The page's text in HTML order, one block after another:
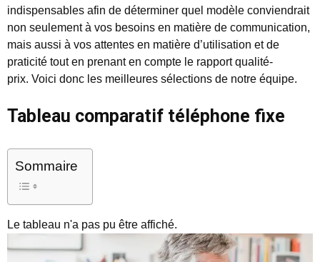
indispensables afin de déterminer quel modèle conviendrait
non seulement à vos besoins en matière de communication,
mais aussi à vos attentes en matière d’utilisation et de
praticité tout en prenant en compte le rapport qualité-
prix. Voici donc les meilleures sélections de notre équipe.
Tableau comparatif téléphone fixe
Sommaire
Le tableau n'a pas pu être affiché.